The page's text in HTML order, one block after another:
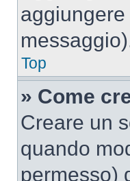
Top
» Come
Creare un
quando
permesso)